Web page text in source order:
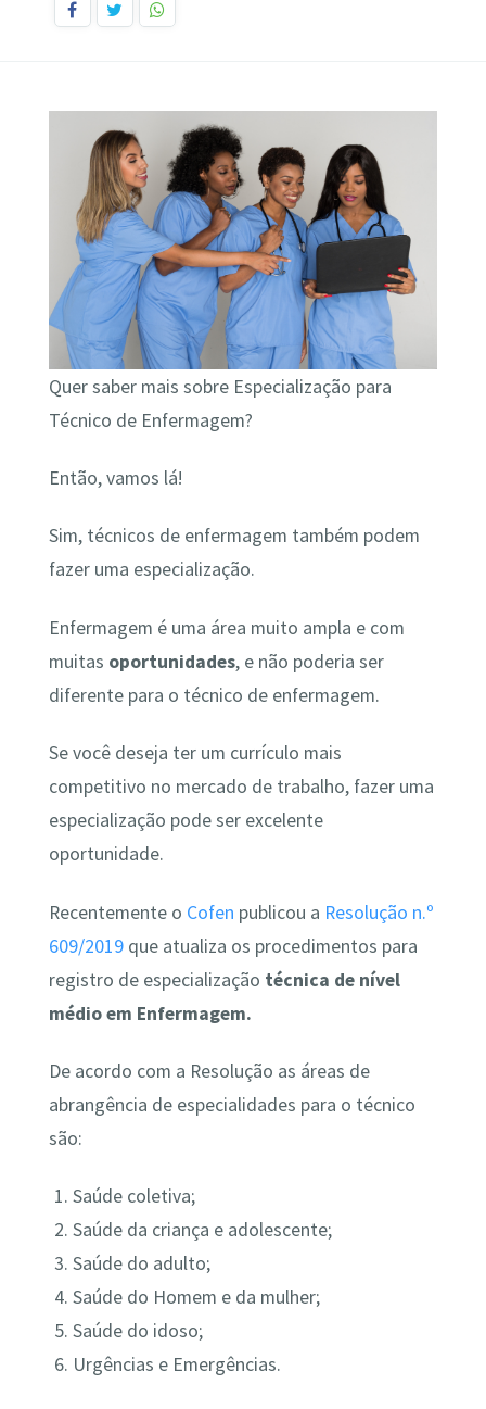
Quer saber mais sobre Especialização para
Técnico de Enfermagem?
Então, vamos lá!
Sim, técnicos de enfermagem também podem
fazer uma especialização.
Enfermagem é uma área muito ampla e com
muitas oportunidades, e não poderia ser
diferente para o técnico de enfermagem.
Se você deseja ter um currículo mais
competitivo no mercado de trabalho, fazer uma
especialização pode ser excelente
oportunidade.
Recentemente o Cofen publicou a Resolução n.º
609/2019que atualiza os procedimentos para
registro de especialização técnica de nível
médio em Enfermagem.
De acordo com a Resolução as áreas de
abrangência de especialidades para o técnico
são:
Saúde coletiva;
Saúde da criança e adolescente;
Saúde do adulto;
Saúde do Homem e da mulher;
Saúde do idoso;
Urgências e Emergências.